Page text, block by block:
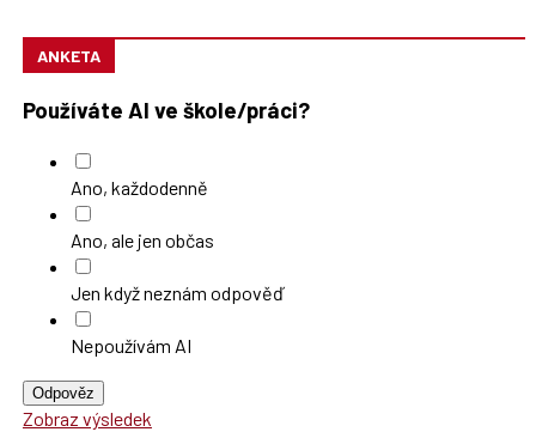
ANKETA
Používáte AI ve škole/práci?
Ano, každodenně
Ano, ale jen občas
Jen když neznám odpověď
Nepoužívám AI
Odpověz
Zobraz výsledek